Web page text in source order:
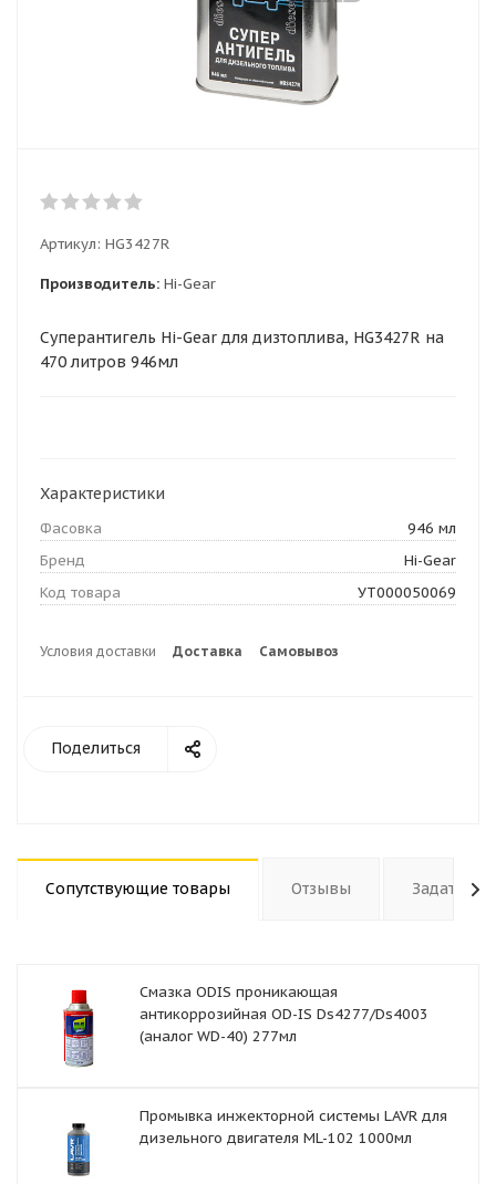
Артикул: HG3427R
Производитель: Hi-Gear
Суперантигель Hi-Gear для дизтоплива, HG3427R на
470 литров 946мл
Характеристики
Фасовка
946 мл
Бренд
Hi-Gear
Код товара
УТ000050069
Условия доставки Доставка Самовывоз
Поделиться
Сопутствующие товары Отзывы Задать
Смазка ODIS проникающая
антикоррозийная OD-IS Ds4277/Ds4003
(аналог WD-40) 277мл
Промывка инжекторной системы LAVR для
дизельного двигателя ML-102 1000мл